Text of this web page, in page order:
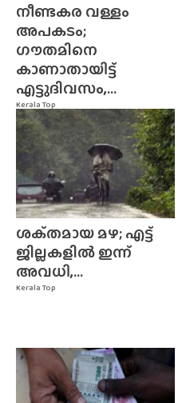
Kerala Top
നീണ്ടകര വള്ളം
അപകടം;
ഗൗതമിനെ
കാണാതായിട്ട്
എട്ടുദിവസം,...
Kerala Top
ശക്‌തമായ മഴ; എട്ട്
ജില്ലകളിൽ ഇന്ന്
അവധി,...